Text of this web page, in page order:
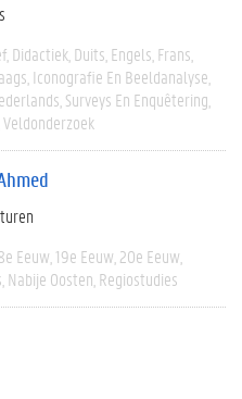
Didactiek Duits Engels Frans
Iconografie En Beeldanalyse
Surveys En Enquêtering
Veldonderzoek
Eeuw 19e Eeuw 20e Eeuw
Nabije Oosten Regiostudies